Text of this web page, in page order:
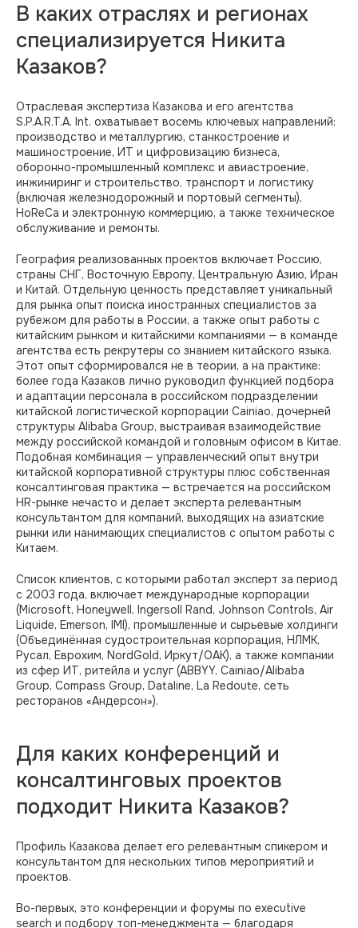
В каких отраслях и регионах
специализируется Никита
Казаков?
Отраслевая экспертиза Казакова и его агентства
S.P.A.R.T.A. Int. охватывает восемь ключевых направлений:
производство и металлургию, станкостроение и
машиностроение, ИТ и цифровизацию бизнеса,
оборонно-промышленный комплекс и авиастроение,
инжиниринг и строительство, транспорт и логистику
(включая железнодорожный и портовый сегменты),
HoReCa и электронную коммерцию, а также техническое
обслуживание и ремонты.
География реализованных проектов включает Россию,
страны СНГ, Восточную Европу, Центральную Азию, Иран
и Китай. Отдельную ценность представляет уникальный
для рынка опыт поиска иностранных специалистов за
рубежом для работы в России, а также опыт работы с
китайским рынком и китайскими компаниями — в команде
агентства есть рекрутеры со знанием китайского языка.
Этот опыт сформировался не в теории, а на практике:
более года Казаков лично руководил функцией подбора
и адаптации персонала в российском подразделении
китайской логистической корпорации Cainiao, дочерней
структуры Alibaba Group, выстраивая взаимодействие
между российской командой и головным офисом в Китае.
Подобная комбинация — управленческий опыт внутри
китайской корпоративной структуры плюс собственная
консалтинговая практика — встречается на российском
HR-рынке нечасто и делает эксперта релевантным
консультантом для компаний, выходящих на азиатские
рынки или нанимающих специалистов с опытом работы с
Китаем.
Список клиентов, с которыми работал эксперт за период
с 2003 года, включает международные корпорации
(Microsoft, Honeywell, Ingersoll Rand, Johnson Controls, Air
Liquide, Emerson, IMI), промышленные и сырьевые холдинги
(Объединённая судостроительная корпорация, НЛМК,
Русал, Еврохим, NordGold, Иркут/ОАК), а также компании
из сфер ИТ, ритейла и услуг (ABBYY, Cainiao/Alibaba
Group, Compass Group, Dataline, La Redoute, сеть
ресторанов «Андерсон»).
Для каких конференций и
консалтинговых проектов
подходит Никита Казаков?
Профиль Казакова делает его релевантным спикером и
консультантом для нескольких типов мероприятий и
проектов.
Во-первых, это конференции и форумы по executive
search и подбору топ-менеджмента — благодаря